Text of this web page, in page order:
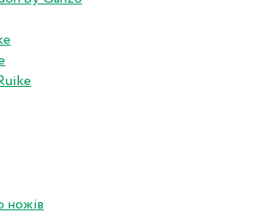
ножів